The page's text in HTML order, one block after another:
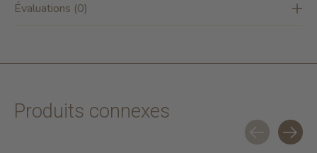
Évaluations (0)
Produits connexes